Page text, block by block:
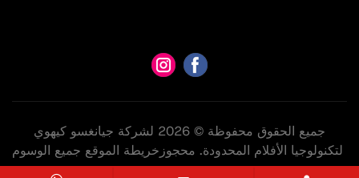
جميع الحقوق محفوظة © 2026 لشركة جيانغسو كيهوي
لتكنولوجيا الأفلام المحدودة. محجوز خريطة الموقع جميع الوسوم